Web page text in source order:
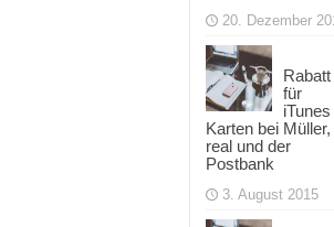
20. Dezember
Rabatt
für
iTunes
Karten bei Müller,
real und der
Postbank
3. August 2015